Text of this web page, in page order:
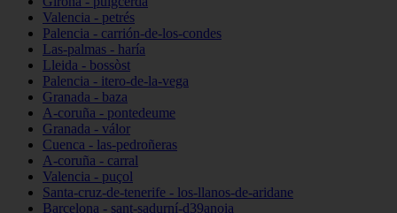
Valencia - petrés
Palencia - carrión-de-los-condes
Las-palmas - haría
Lleida - bossòst
Palencia - itero-de-la-vega
Granada - baza
A-coruña - pontedeume
Granada - válor
Cuenca - las-pedroñeras
A-coruña - carral
Valencia - puçol
Santa-cruz-de-tenerife - los-llanos-de-aridane
Barcelona - sant-sadurní-d39anoia